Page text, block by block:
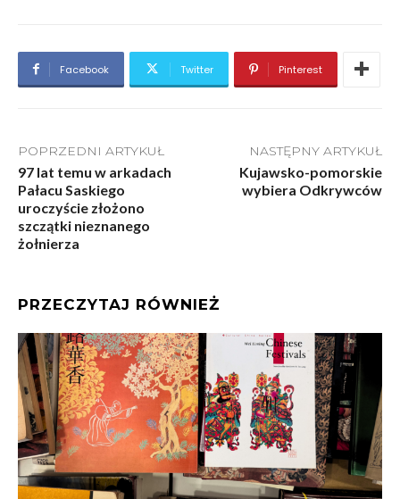
Facebook Twitter Pinterest
POPRZEDNI ARTYKUŁ
97 lat temu w arkadach
Pałacu Saskiego
uroczyście złożono
szczątki nieznanego
żołnierza
NASTĘPNY ARTYKUŁ
Kujawsko-pomorskie
wybiera Odkrywców
PRZECZYTAJ RÓWNIEŻ